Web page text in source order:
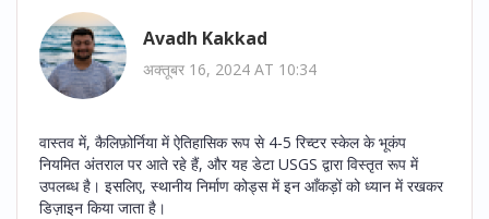
Avadh Kakkad
अक्तूबर 16, 2024 AT 10:34
वास्तव में, कैलिफ़ोर्निया में ऐतिहासिक रूप से 4‑5 रिच्टर स्केल के भूकंप
नियमित अंतराल पर आते रहे हैं, और यह डेटा USGS द्वारा विस्तृत रूप में
उपलब्ध है। इसलिए, स्थानीय निर्माण कोड्स में इन आँकड़ों को ध्यान में रखकर
डिज़ाइन किया जाता है।